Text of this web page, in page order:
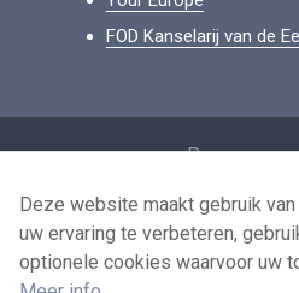
FOD Kanselarij van de
Voorwaarden voor
Deze website maakt gebruik
uw ervaring te verbeteren,
optionele cookies waarvoor uw